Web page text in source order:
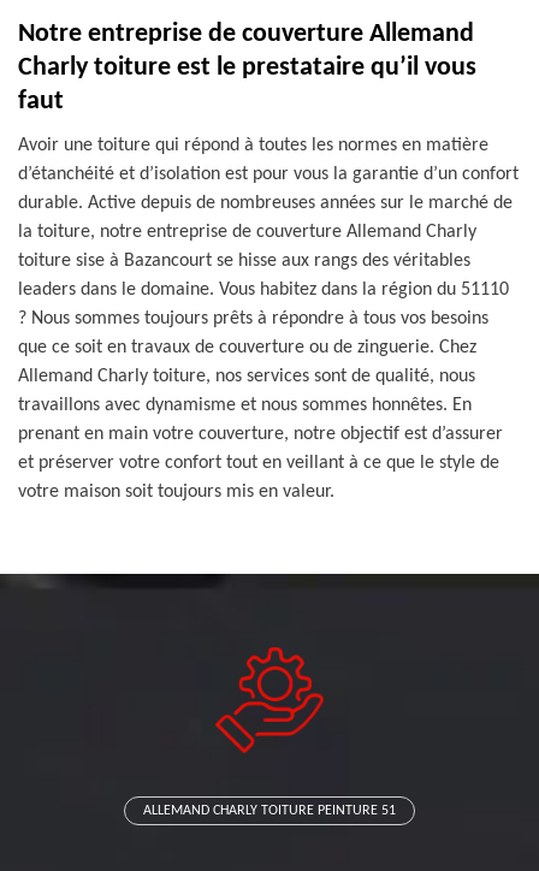
Notre entreprise de couverture Allemand
Charly toiture est le prestataire qu’il vous
faut
Avoir une toiture qui répond à toutes les normes en matière
d’étanchéité et d’isolation est pour vous la garantie d’un confort
durable. Active depuis de nombreuses années sur le marché de
la toiture, notre entreprise de couverture Allemand Charly
toiture sise à Bazancourt se hisse aux rangs des véritables
leaders dans le domaine. Vous habitez dans la région du 51110
? Nous sommes toujours prêts à répondre à tous vos besoins
que ce soit en travaux de couverture ou de zinguerie. Chez
Allemand Charly toiture, nos services sont de qualité, nous
travaillons avec dynamisme et nous sommes honnêtes. En
prenant en main votre couverture, notre objectif est d’assurer
et préserver votre confort tout en veillant à ce que le style de
votre maison soit toujours mis en valeur.
ALLEMAND CHARLY TOITURE PEINTURE 51